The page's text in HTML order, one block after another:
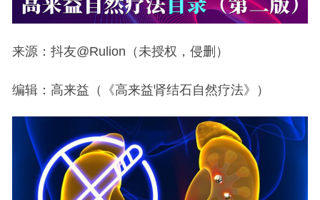
来源：抖友@Rulion（未授权，侵删）
编辑：高来益（《高来益肾结石自然疗法》）